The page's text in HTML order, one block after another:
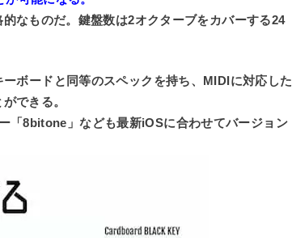
なものだ。鍵盤数は2オクターブをカバーする24
ボードと同等のスペックを持ち、MIDIに対応した
できる。
「8bitone」なども最新iOSに合わせてバージョン